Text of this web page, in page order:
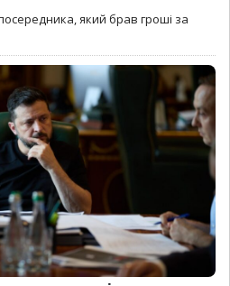
який брав гроші за